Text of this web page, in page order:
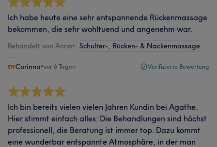
Ich habe heute eine sehr entspannende Rückenmassage
bekommen, die sehr wohltuend und angenehm war.
Behandelt von Anna• Schulter-, Rücken- & Nackenmassage
Corinna•vor 6 Tagen Verifizierte Bewertung
Ich bin bereits vielen vielen Jahren Kundin bei Agathe.
Hier stimmt einfach alles: Die Behandlungen sind höchst
professionell, die Beratung ist immer top. Dazu kommt
eine wunderbar entspannte Atmosphäre, in der man